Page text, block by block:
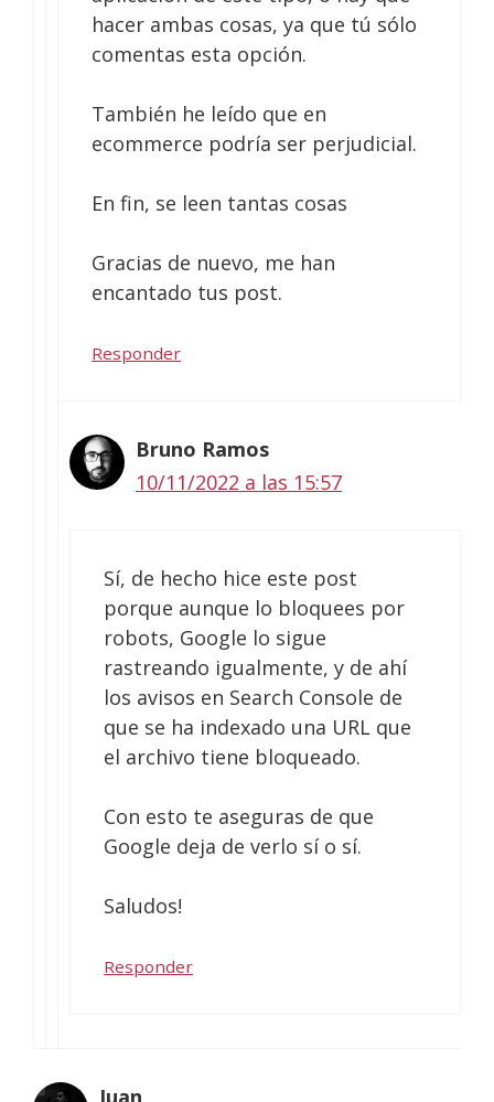
hacer ambas cosas, ya que tú sólo
comentas esta opción.
También he leído que en
ecommerce podría ser perjudicial.
En fin, se leen tantas cosas
Gracias de nuevo, me han
encantado tus post.
Responder
Bruno Ramos
10/11/2022 a las 15:57
Sí, de hecho hice este post
porque aunque lo bloquees por
robots, Google lo sigue
rastreando igualmente, y de ahí
los avisos en Search Console de
que se ha indexado una URL que
el archivo tiene bloqueado.
Con esto te aseguras de que
Google deja de verlo sí o sí.
Saludos!
Responder
Juan